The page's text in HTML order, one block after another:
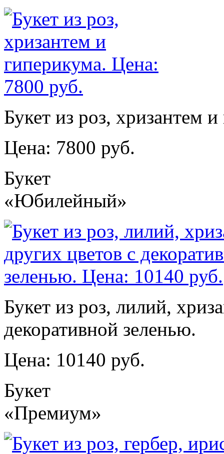
Букет из роз, хризантем
Цена: 7800 руб.
Букет
«Юбилейный»
Букет из роз, лилий,
декоративной зеленью.
Цена: 10140 руб.
Букет
«Премиум»